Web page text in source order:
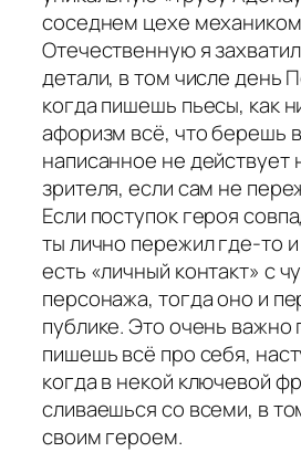
соседнем цехе
Отечественную я
детали, в том числе день
когда пишешь пьесы, как
афоризм всё, что берешь
написанное не действует
зрителя, если сам не
Если поступок героя
ты лично пережил где-то
есть «личный контакт» с
персонажа, тогда оно и
публике. Это очень важно
пишешь всё про себя,
когда в некой ключевой
сливаешься со всеми, в
своим героем.